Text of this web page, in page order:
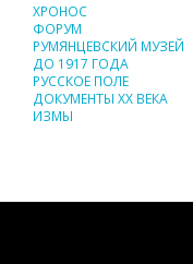
ХРОНОС
ФОРУМ
РУМЯНЦЕВСКИЙ МУЗЕЙ
ДО 1917 ГОДА
РУССКОЕ ПОЛЕ
ДОКУМЕНТЫ XX ВЕКА
ИЗМЫ